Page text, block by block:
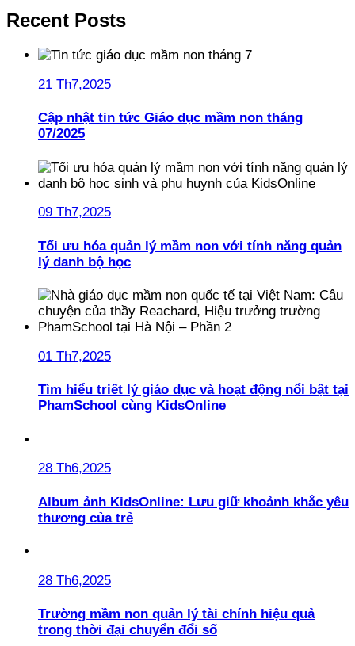
Recent Posts
21 Th7,2025
Cập nhật tin tức Giáo dục mầm non tháng
07/2025
09 Th7,2025
Tối ưu hóa quản lý mầm non với tính năng quản
lý danh bộ học
01 Th7,2025
Tìm hiểu triết lý giáo dục và hoạt động nổi bật tại
PhamSchool cùng KidsOnline
28 Th6,2025
Album ảnh KidsOnline: Lưu giữ khoảnh khắc yêu
thương của trẻ
28 Th6,2025
Trường mầm non quản lý tài chính hiệu quả
trong thời đại chuyển đổi số